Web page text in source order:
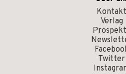
Kontakt
Verlag
Twitter